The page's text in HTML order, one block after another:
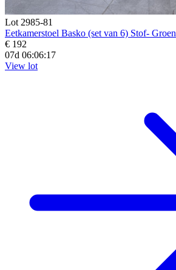
Lot 2985-81
Eetkamerstoel Basko (set van 6) Stof- Groen
€ 192
07d 06:06:16
View lot